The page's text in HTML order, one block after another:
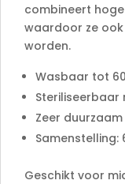
combineert
waardoor ze
worden.
Wasbaar tot
Steriliseerbaar
Zeer
Samenstelling:
Geschikt voor